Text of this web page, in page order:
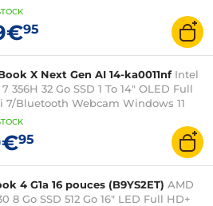
Famille
95
X Next Gen AI 14-ka0011nf Intel
356H 32 Go SSD 1 To 14" OLED Full
7/Bluetooth Webcam Windows 11
95
4 G1a 16 pouces (B9YS2ET) AMD
8 Go SSD 512 Go 16" LED Full HD+